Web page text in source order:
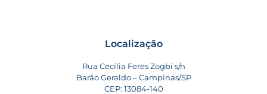
Localização
Rua Cecília Feres Zogbi s/n
Barão Geraldo – Campinas/SP
CEP: 13084-140